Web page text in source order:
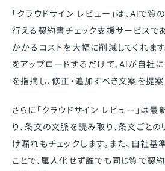
「クラウドサイン レビュー」は、AIで質
行える契約書チェック支援サービスで
かかるコストを大幅に削減してくれます
をアップロードするだけで、AIが自社
を指摘し、修正・追加すべき文案を提案
さらに「クラウドサイン レビュー」は
り、条文の文脈を読み取り、条文ごと
け漏れもチェックします。また、自社
ことで、属人化せず誰でも同じ質で契